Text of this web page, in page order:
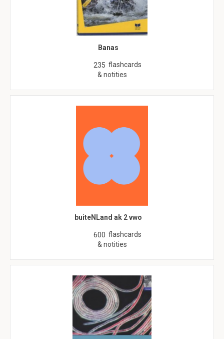
Banas
235 flashcards
& notities
buiteNLand ak 2 vwo
600 flashcards
& notities